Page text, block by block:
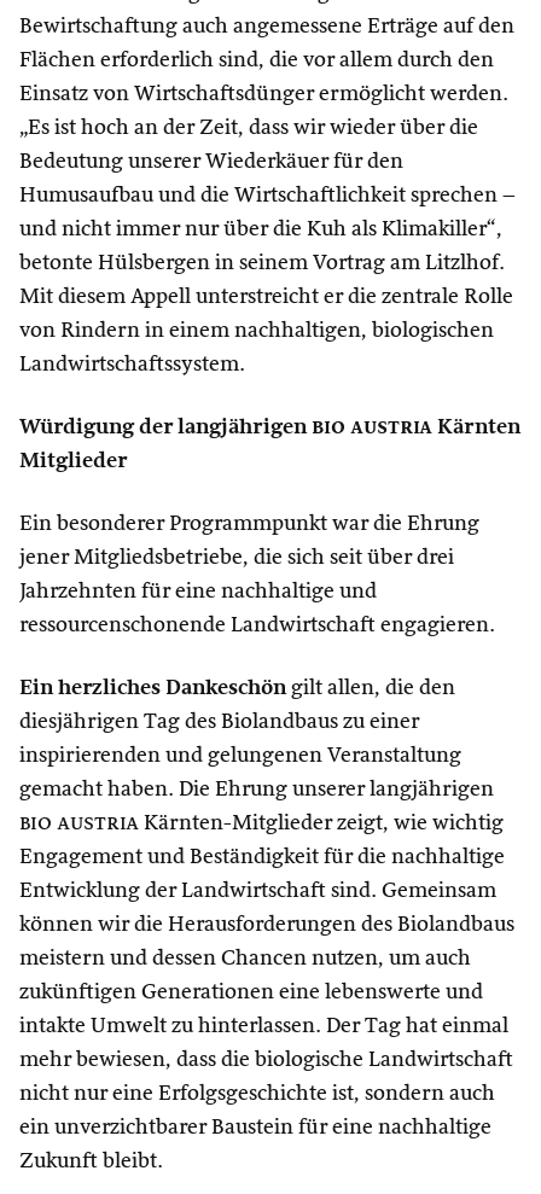
Bewirtschaftung auch angemessene Erträge auf den
Flächen erforderlich sind, die vor allem durch den
Einsatz von Wirtschaftsdünger ermöglicht werden.
„Es ist hoch an der Zeit, dass wir wieder über die
Bedeutung unserer Wiederkäuer für den
Humusaufbau und die Wirtschaftlichkeit sprechen –
und nicht immer nur über die Kuh als Klimakiller“,
betonte Hülsbergen in seinem Vortrag am Litzlhof.
Mit diesem Appell unterstreicht er die zentrale Rolle
von Rindern in einem nachhaltigen, biologischen
Landwirtschaftssystem.
Würdigung der langjährigen bio austria Kärnten
Mitglieder
Ein besonderer Programmpunkt war die Ehrung
jener Mitgliedsbetriebe, die sich seit über drei
Jahrzehnten für eine nachhaltige und
ressourcenschonende Landwirtschaft engagieren.
Ein herzliches Dankeschöngilt allen, die den
diesjährigen Tag des Biolandbaus zu einer
inspirierenden und gelungenen Veranstaltung
gemacht haben. Die Ehrung unserer langjährigen
bio austria Kärnten-Mitglieder zeigt, wie wichtig
Engagement und Beständigkeit für die nachhaltige
Entwicklung der Landwirtschaft sind. Gemeinsam
können wir die Herausforderungen des Biolandbaus
meistern und dessen Chancen nutzen, um auch
zukünftigen Generationen eine lebenswerte und
intakte Umwelt zu hinterlassen. Der Tag hat einmal
mehr bewiesen, dass die biologische Landwirtschaft
nicht nur eine Erfolgsgeschichte ist, sondern auch
ein unverzichtbarer Baustein für eine nachhaltige
Zukunft bleibt.